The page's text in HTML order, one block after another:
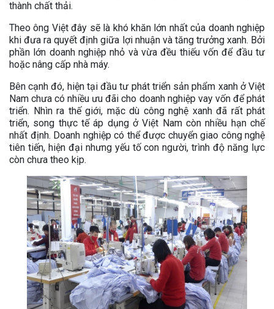
thành chất thải.
Theo ông Việt đây sẽ là khó khăn lớn nhất của doanh nghiệp
khi đưa ra quyết định giữa lợi nhuận và tăng trưởng xanh. Bởi
phần lớn doanh nghiệp nhỏ và vừa đều thiếu vốn để đầu tư
hoặc nâng cấp nhà máy.
Bên cạnh đó, hiện tại đầu tư phát triển sản phẩm xanh ở Việt
Nam chưa có nhiều ưu đãi cho doanh nghiệp vay vốn để phát
triển. Nhìn ra thế giới, mặc dù công nghệ xanh đã rất phát
triển, song thực tế áp dụng ở Việt Nam còn nhiều hạn chế
nhất định. Doanh nghiệp có thể được chuyển giao công nghệ
tiên tiến, hiện đại nhưng yếu tố con người, trình độ năng lực
còn chưa theo kịp.